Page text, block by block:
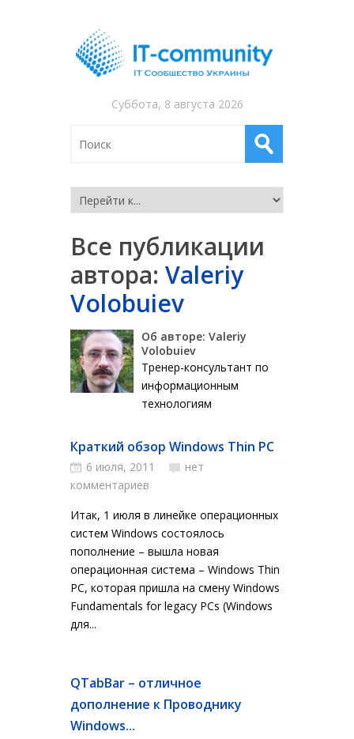
Суббота, 8 августа 2026
Все публикации
автора: Valeriy
Volobuiev
Об авторе: Valeriy
Volobuiev
Тренер-консультант по
информационным
технологиям
Краткий обзор Windows Thin PC
6 июля, 2011
нет
комментариев
Итак, 1 июля в линейке операционных
систем Windows состоялось
пополнение – вышла новая
операционная система – Windows Thin
PC, которая пришла на смену Windows
Fundamentals for legacy PCs (Windows
для...
QTabBar – отличное
дополнение к Проводнику
Windows...